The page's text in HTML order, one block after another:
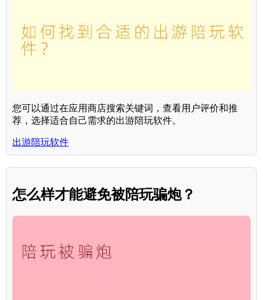
您可以通过在应用商店搜索关键词，查看用户评价和推
荐，选择适合自己需求的出游陪玩软件。
出游陪玩软件
怎么样才能避免被陪玩骗炮？